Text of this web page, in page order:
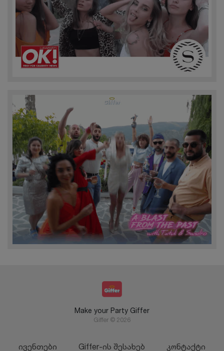
Make your Party Giffer
Giffer © 2026
ივენთები Giffer-ის შესახებ კონტაქტი